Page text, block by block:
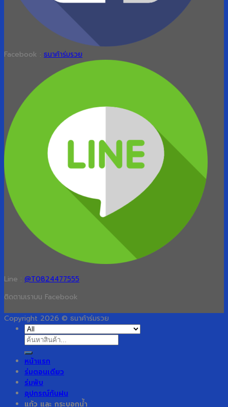
Facebook : ธนาค้าร่มรวย
Line : @T0824477555
ติดตามเราบน Facebook
Copyright 2026 © ธนาค้าร่มรวย
ค้นหา:
หน้าแรก
ร่มตอนเดียว
ร่มพับ
อุปกรณ์กันฝน
แก้ว และ กระบอกน้ำ